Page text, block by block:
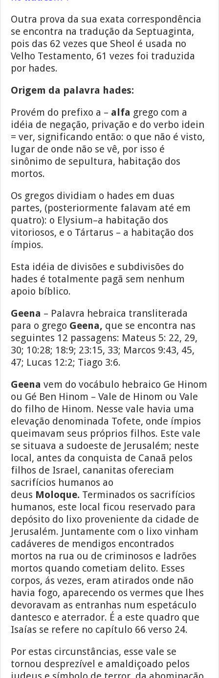
Outra prova da sua exata correspondência
se encontra na tradução da Septuaginta,
pois das 62 vezes que Sheol é usada no
Velho Testamento, 61 vezes foi traduzida
por hades.
Origem da palavra hades:
Provém do prefixo a – alfa grego com a
idéia de negação, privação e do verbo idein
= ver, significando então: o que não é visto,
lugar de onde não se vê, por isso é
sinônimo de sepultura, habitação dos
mortos.
Os gregos dividiam o hades em duas
partes, (posteriormente falavam até em
quatro): o Elysium–a habitação dos
vitoriosos, e o Tártarus – a habitação dos
ímpios.
Esta idéia de divisões e subdivisões do
hades é totalmente pagã sem nenhum
apoio bíblico.
Geena – Palavra hebraica transliterada
para o grego Geena, que se encontra nas
seguintes 12 passagens: Mateus 5: 22, 29,
30; 10:28; 18:9; 23:15, 33; Marcos 9:43, 45,
47; Lucas 12:2; Tiago 3:6.
Geena vem do vocábulo hebraico Ge Hinom
ou Gé Ben Hinom – Vale de Hinom ou Vale
do filho de Hinom. Nesse vale havia uma
elevação denominada Tofete, onde ímpios
queimavam seus próprios filhos. Este vale
se situava a sudoeste de Jerusalém; neste
local, antes da conquista de Canaã pelos
filhos de Israel, cananitas ofereciam
sacrifícios humanos ao
deus Moloque. Terminados os sacrifícios
humanos, este local ficou reservado para
depósito do lixo proveniente da cidade de
Jerusalém. Juntamente com o lixo vinham
cadáveres de mendigos encontrados
mortos na rua ou de criminosos e ladrões
mortos quando cometiam delito. Esses
corpos, ás vezes, eram atirados onde não
havia fogo, aparecendo os vermes que lhes
devoravam as entranhas num espetáculo
dantesco e aterrador. É a este quadro que
Isaías se refere no capítulo 66 verso 24.
Por estas circunstâncias, esse vale se
tornou desprezível e amaldiçoado pelos